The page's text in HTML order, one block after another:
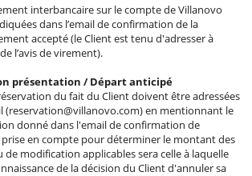
interbancaire sur le compte de Villanovo
dans l’email de confirmation de la
accepté (le Client est tenu d'adresser à
l’avis de virement).
présentation / Départ anticipé
du fait du Client doivent être adressées
(reservation@villanovo.com) en mentionnant le
donné dans l'email de confirmation de
en compte pour déterminer le montant des
modification applicables sera celle à laquelle
de la décision du Client d'annuler sa